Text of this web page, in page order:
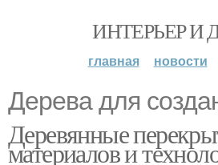
ИНТЕРЬЕР И
главная новости
Дерева для
Деревянные
материалов и